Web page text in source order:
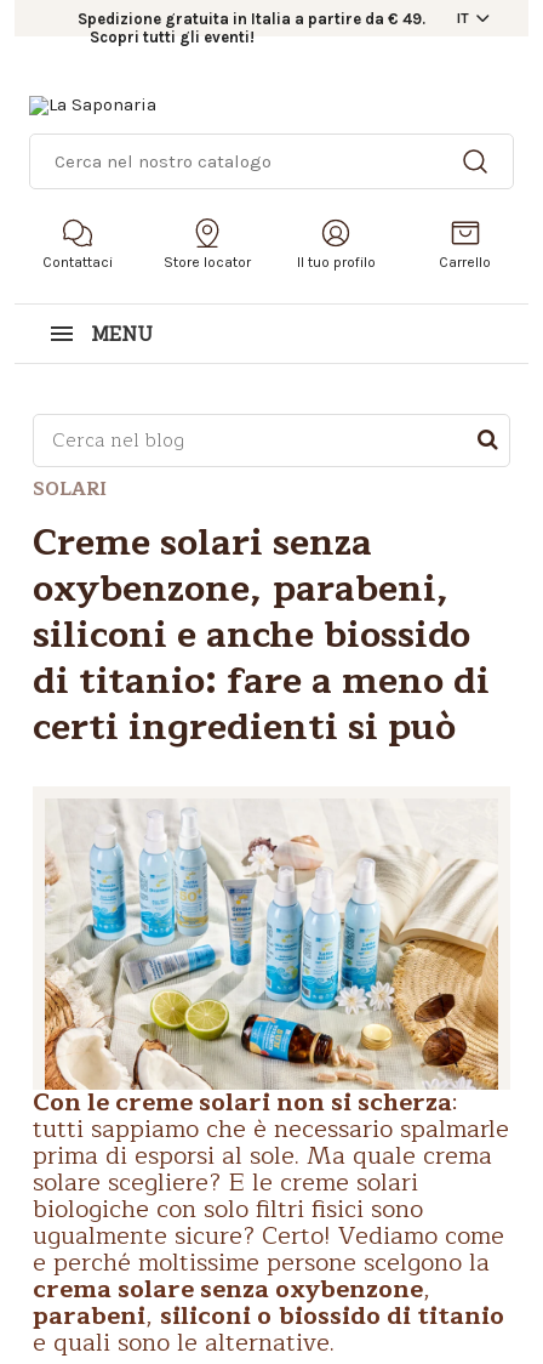
Spedizione gratuita in Italia a partire da € 49.
Scopri tutti gli eventi!
IT
Contattaci Store locator Il tuo profilo Carrello
MENU
Questo è un campo di ricerca con una funzionalità
Non sono presenti suggerimenti perché il campo di
SOLARI
Creme solari senza
oxybenzone, parabeni,
siliconi e anche biossido
di titanio: fare a meno di
certi ingredienti si può
Con le creme solari non si scherza:
tutti sappiamo che è necessario spalmarle
prima di esporsi al sole. Ma quale crema
solare scegliere? E le creme solari
biologiche con solo filtri fisici sono
ugualmente sicure? Certo! Vediamo come
e perché moltissime persone scelgono la
crema solare senza oxybenzone,
parabeni, siliconi o biossido di titanio
e quali sono le alternative.